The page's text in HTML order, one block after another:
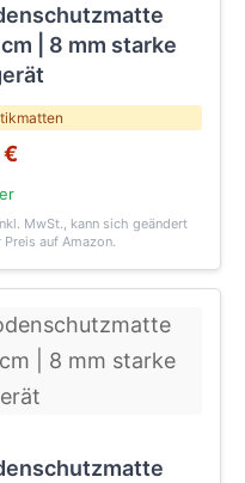
| 8 mm starke
€
MwSt., kann sich geändert
auf Amazon.